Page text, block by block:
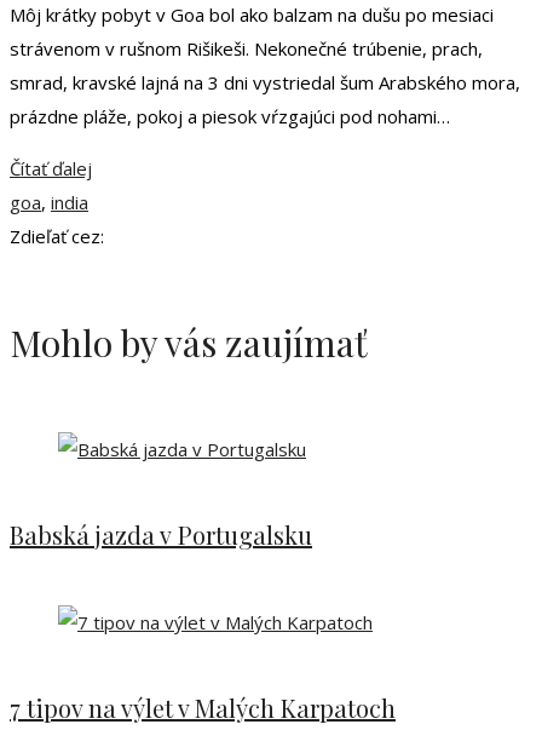
Môj krátky pobyt v Goa bol ako balzam na dušu po mesiaci
strávenom v rušnom Rišikeši. Nekonečné trúbenie, prach,
smrad, kravské lajná na 3 dni vystriedal šum Arabského mora,
prázdne pláže, pokoj a piesok vŕzgajúci pod nohami…
Čítať ďalej
goa, india
Zdieľať cez:
Mohlo by vás zaujímať
Babská jazda v Portugalsku
7 tipov na výlet v Malých Karpatoch